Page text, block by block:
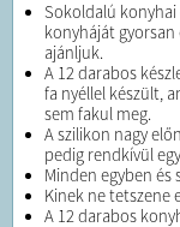
Sokoldalú konyhai
konyháját
ajánljuk.
A 12 darabos
fa nyéllel készült,
sem fakul meg.
A szilikon nagy
pedig rendkívül
Minden egyben és
Kinek ne tetszene
A 12 darabos